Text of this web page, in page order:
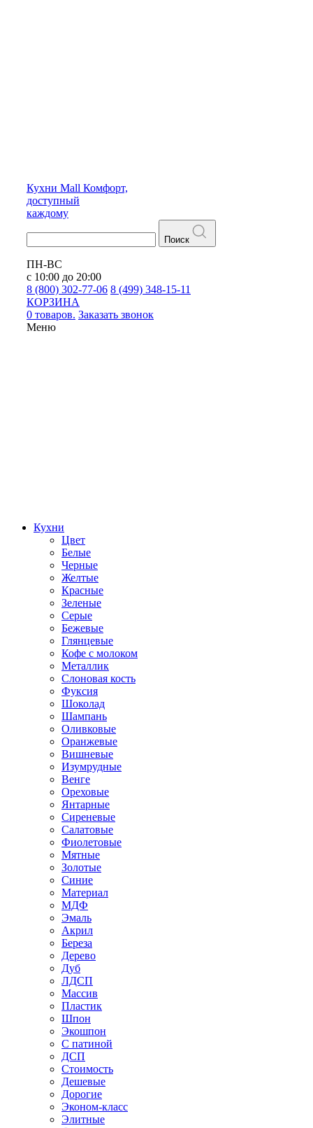
Кухни Mall Комфорт,
доступный
каждому
Поиск
ПН-ВС
с 10:00 до 20:00
8 (800) 302-77-06 8 (499) 348-15-11
КОРЗИНА
0 товаров. Заказать звонок
Меню
Кухни
Цвет
Белые
Черные
Желтые
Красные
Зеленые
Серые
Бежевые
Глянцевые
Кофе с молоком
Металлик
Слоновая кость
Фуксия
Шоколад
Шампань
Оливковые
Оранжевые
Вишневые
Изумрудные
Венге
Ореховые
Янтарные
Сиреневые
Салатовые
Фиолетовые
Мятные
Золотые
Синие
Материал
МДФ
Эмаль
Акрил
Береза
Дерево
Дуб
ЛДСП
Массив
Пластик
Шпон
Экошпон
С патиной
ДСП
Стоимость
Дешевые
Дорогие
Эконом-класс
Элитные